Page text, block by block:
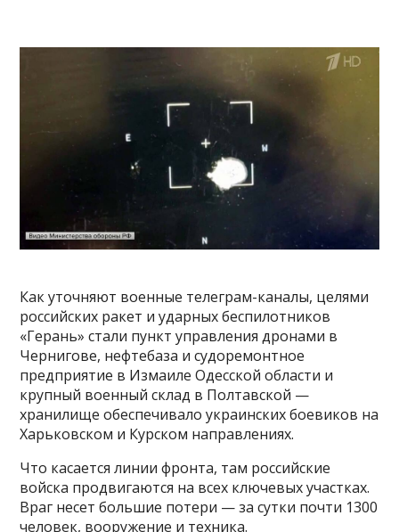
Как уточняют военные телеграм-каналы, целями
российских ракет и ударных беспилотников
«Герань» стали пункт управления дронами в
Чернигове, нефтебаза и судоремонтное
предприятие в Измаиле Одесской области и
крупный военный склад в Полтавской —
хранилище обеспечивало украинских боевиков на
Харьковском и Курском направлениях.
Что касается линии фронта, там российские
войска продвигаются на всех ключевых участках.
Враг несет большие потери — за сутки почти 1300
человек, вооружение и техника.